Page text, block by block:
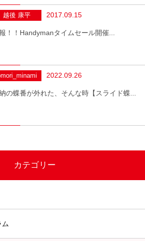
越後 康平 2017.09.15
！！Handymanタイムセール開催...
2022.09.26
の蝶番が外れた、そんな時【スライド蝶...
カテゴリー
ム